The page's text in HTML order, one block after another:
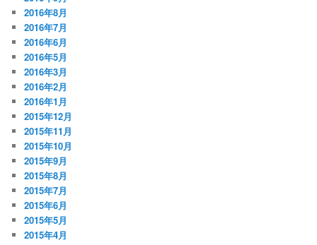
2016年8月
2016年7月
2016年6月
2016年5月
2016年3月
2016年2月
2016年1月
2015年12月
2015年11月
2015年10月
2015年9月
2015年8月
2015年7月
2015年6月
2015年5月
2015年4月